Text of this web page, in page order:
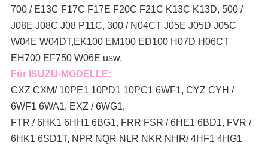
700 / E13C F17C F17E F20C F21C K13C K13D, 500 /
J08E J08C J08 P11C, 300 / N04CT J05E J05D J05C
W04E W04DT,EK100 EM100 ED100 H07D H06CT
EH700 EF750 W06E usw.
Für ISUZU-MODELLE:
CXZ CXM/ 10PE1 10PD1 10PC1 6WF1, CYZ CYH /
6WF1 6WA1, EXZ / 6WG1,
FTR / 6HK1 6HH1 6BG1, FRR FSR / 6HE1 6BD1, FVR /
6HK1 6SD1T, NPR NQR NLR NKR NHR/ 4HF1 4HG1